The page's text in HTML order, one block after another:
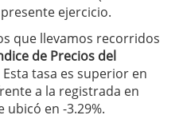
ejercicio.
que llevamos recorridos
de Precios del
Esta tasa es superior en
a la registrada en
ubicó en -3.29%.